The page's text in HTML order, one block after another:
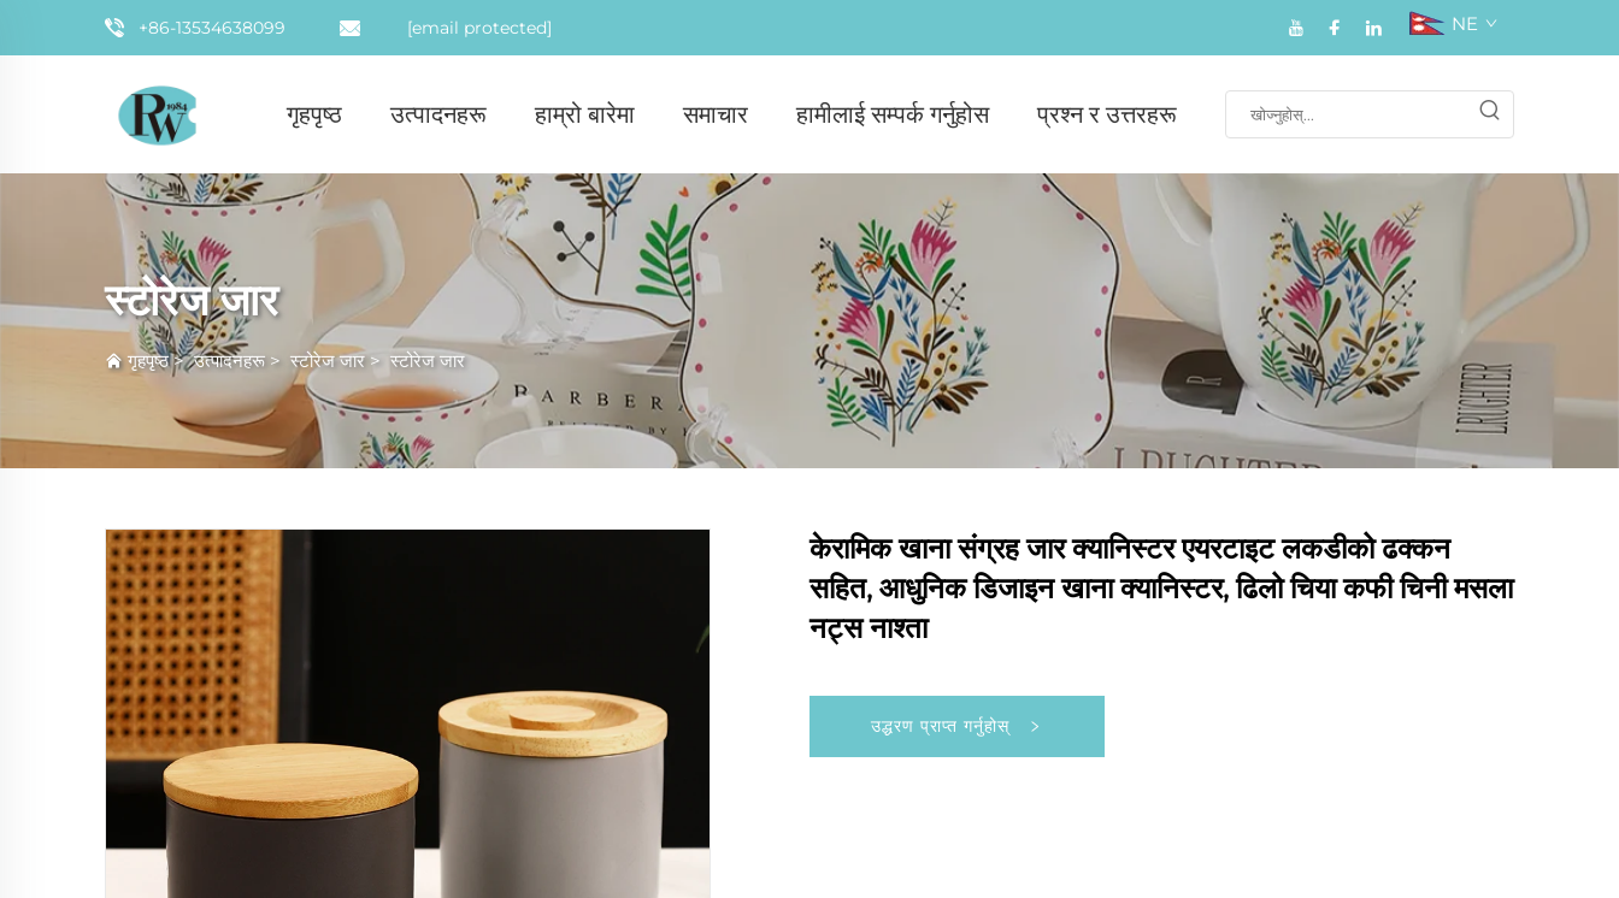
+86-13534638099 [email protected] NE
गृहपृष्ठ उत्पादनहरू हाम्रो बारेमा समाचार हामीलाई सम्पर्क गर्नुहोस प्रश्न र उत्तरहरू
स्टोरेज जार
गृहपृष्ठ>उत्पादनहरू> स्टोरेज जार> स्टोरेज जार
केरामिक खाना संग्रह जार क्यानिस्टर एयरटाइट लकडीको ढक्कन
सहित, आधुनिक डिजाइन खाना क्यानिस्टर, ढिलो चिया कफी चिनी मसला
नट्स नाश्ता
उद्धरण प्राप्त गर्नुहोस्